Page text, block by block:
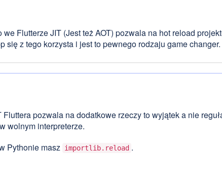
we Flutterze JIT (Jest też AOT) pozwala na hot reload
się z tego korzysta i jest to pewnego rodzaju game changer.
Fluttera pozwala na dodatkowe rzeczy to wyjątek a nie
wolnym interpreterze.
Pythonie masz importlib.reload .